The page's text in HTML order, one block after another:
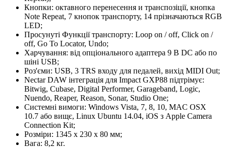
Кнопки: октавного перенесення и транспозіції, кнопка
Note Repeat, 7 кнопок транспорту, 14 прізначаються RGB
LED;
Просунуті Функції транспорту: Loop on / off, Click on /
off, Go To Locator, Undo;
Харчування: від опціонального адаптера 9 В DC або по
шіні USB;
Роз'єми: USB, 3 TRS входу для педалей, вихід MIDI Out;
Nectar DAW інтеграція для Impact GXP88 підтрімує:
Bitwig, Cubase, Digital Performer, Garageband, Logic,
Nuendo, Reaper, Reason, Sonar, Studio One;
Системні вимоги: Windows Vista, 7, 8, 10, MAC OSX
10.7 або вищє, Linux Ubuntu 14.04, iOS з Apple Camera
Connection Kit;
Розміри: 1345 x 230 x 80 мм;
Вага: 8,2 кг.